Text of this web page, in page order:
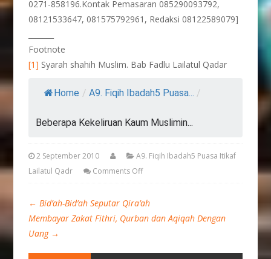
0271-858196.Kontak Pemasaran 085290093792,
08121533647, 081575792961, Redaksi 08122589079]
Footnote
[1] Syarah shahih Muslim. Bab Fadlu Lailatul Qadar
Home / A9. Fiqih Ibadah5 Puasa... /
Beberapa Kekeliruan Kaum Muslimin...
2 September 2010
A9. Fiqih Ibadah5 Puasa Itikaf
Lailatul Qadr
Comments Off
← Bid’ah-Bid’ah Seputar Qira’ah
Membayar Zakat Fithri, Qurban dan Aqiqah Dengan
Uang →